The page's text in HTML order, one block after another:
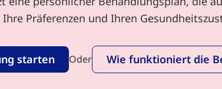
Präferenzen und Ihren
starten Oder Wie funktioniert die